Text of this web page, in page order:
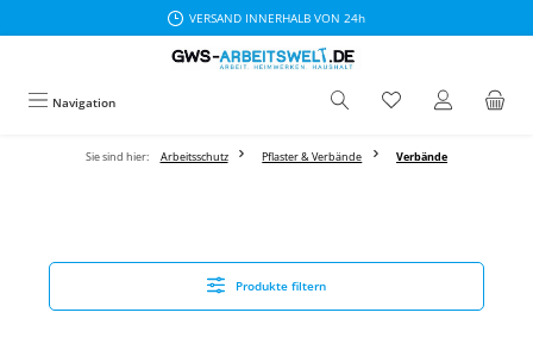
VERSAND INNERHALB VON 24h
Navigation
Sie sind hier: Arbeitsschutz Pflaster & Verbände Verbände
Produkte filtern